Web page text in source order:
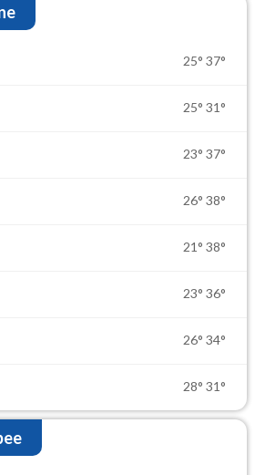
25° 37°
25° 31°
23° 37°
26° 38°
21° 38°
23° 36°
26° 34°
28° 31°